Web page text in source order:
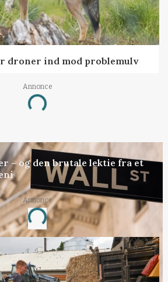
droner ind mod problemulv
Annonce
Loading...
– og den brutale lektie fra et
Annonce
Loading...